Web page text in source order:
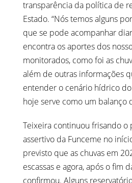
transparência da política de
Estado. “Nós temos alguns
que se pode acompanhar
encontra os aportes dos
monitorados, como foi as
além de outras informações
entender o cenário hídrico
hoje serve como um balanço
Teixeira continuou frisando o
assertivo da Funceme no
previsto que as chuvas em
escassas e agora, após o fim
confirmou. Alguns